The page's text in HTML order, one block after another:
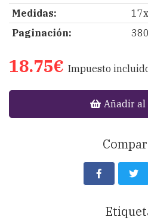
Medidas:
Paginación:
380
18.75€ Impuesto
Añadir